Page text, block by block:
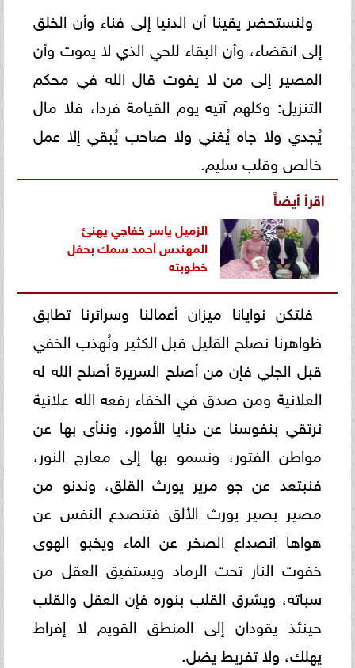
ولنستحضر يقينا أن الدنيا إلى فناء وأن الخلق
إلى انقضاء، وأن البقاء للحي الذي لا يموت وأن
المصير إلى من لا يفوت قال الله في محكم
التنزيل: وكلهم آتيه يوم القيامة فردا، فلا مال
يُجدي ولا جاه يُغني ولا صاحب يُبقي إلا عمل
خالص وقلب سليم.
اقرأ أيضاً
الزميل ياسر خفاجي يهنئ
المهندس أحمد سمك بحفل
خطوبته
فلتكن نوايانا ميزان أعمالنا وسرائرنا تطابق
ظواهرنا نصلح القليل قبل الكثير ونُهذب الخفي
قبل الجلي فإن من أصلح السريرة أصلح الله له
العلانية ومن صدق في الخفاء رفعه الله علانية
نرتقي بنفوسنا عن دنايا الأمور، وننأى بها عن
مواطن الفتور، ونسمو بها إلى معارج النور،
فنبتعد عن جو مرير يورث القلق، وندنو من
مصير بصير يورث الألق فتنصدع النفس عن
هواها انصداع الصخر عن الماء ويخبو الهوى
خفوت النار تحت الرماد ويستفيق العقل من
سباته، ويشرق القلب بنوره فإن العقل والقلب
حينئذ يقودان إلى المنطق القويم لا إفراط
يهلك، ولا تفريط يضل.